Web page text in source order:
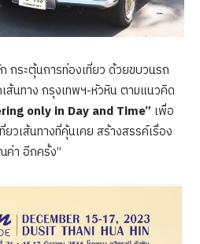
กระตุ้นการท่องเที่ยว ด้วยขบวนรถ
ส้นทาง กรุงเทพฯ-หัวหิน ตามแนวคิด
only in Day and Time” เพื่อ
ยวเส้นทางที่คุ้นเคย สร้างสรรค์เรื่อง
ค่า อีกครั้ง”